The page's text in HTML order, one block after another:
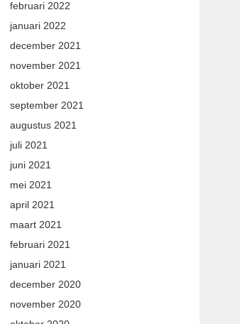
februari 2022
januari 2022
december 2021
november 2021
oktober 2021
september 2021
augustus 2021
juli 2021
juni 2021
mei 2021
april 2021
maart 2021
februari 2021
januari 2021
december 2020
november 2020